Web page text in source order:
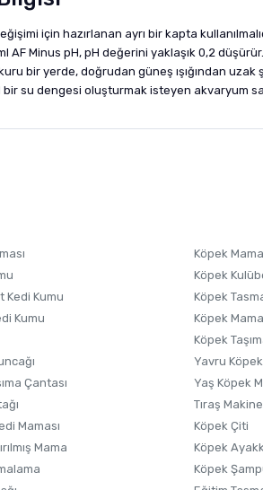
için hazırlanan ayrı bir kapta
ml AF Minus pH, pH değerini yaklaşık 0,2
bir yerde, doğrudan güneş ışığından
su dengesi oluşturmak isteyen akvaryum
Ürünü
Kedi Kumu
Kumu
Çantası
Maması
Mama
Köpek
Köpek
Köpek
Köpek Mama
Köpek
Yavru Köpek
Yaş Köpek
Tıraş
Köpek Çiti
Köpek
Köpek